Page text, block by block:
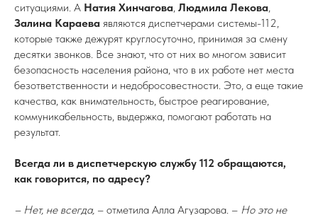
ситуациями. А Натия Хинчагова, Людмила Лекова,
Залина Караева являются диспетчерами системы-112,
которые также дежурят круглосуточно, принимая за смену
десятки звонков. Все знают, что от них во многом зависит
безопасность населения района, что в их работе нет места
безответственности и недобросовестности. Это, а еще такие
качества, как внимательность, быстрое реагирование,
коммуникабельность, выдержка, помогают работать на
результат.
Всегда ли в диспетчерскую службу 112 обращаются,
как говорится, по адресу?
– Нет, не всегда, – отметила Алла Агузарова. – Но это не